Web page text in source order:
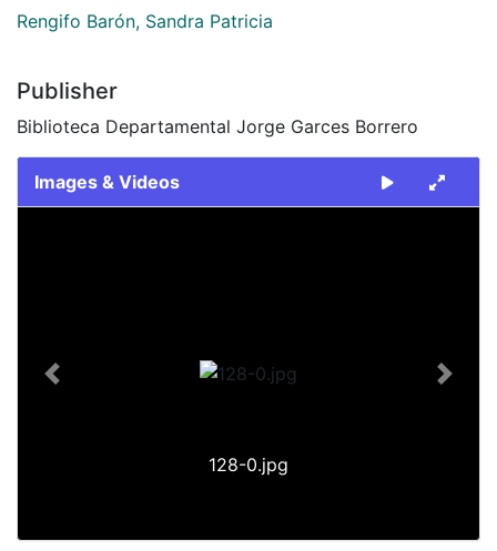
Rengifo Barón, Sandra Patricia
Publisher
Biblioteca Departamental Jorge Garces Borrero
Images & Videos
128-0.jpg
Previous Next